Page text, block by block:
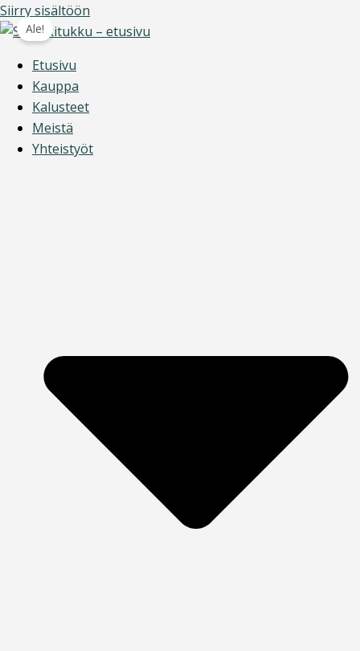
Siirry sisältöön
Etusivu
Kauppa
Kalusteet
Meistä
Yhteistyöt
Ale!